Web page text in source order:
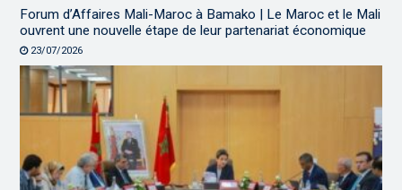
Forum d’Affaires Mali-Maroc à Bamako | Le Maroc et le Mali
ouvrent une nouvelle étape de leur partenariat économique
23/07/2026